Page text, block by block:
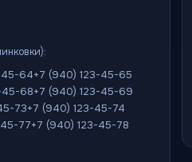
45-64+7 (940) 123-45-65
45-68+7 (940) 123-45-69
73+7 (940) 123-45-74
77+7 (940) 123-45-78